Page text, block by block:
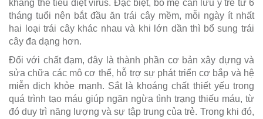
kháng thể tiêu diệt virus. Đặc biệt, bố mẹ cần lưu ý trẻ từ 6
tháng tuổi nên bắt đầu ăn trái cây mềm, mỗi ngày ít nhất
hai loại trái cây khác nhau và khi lớn dần thì bổ sung trái
cây đa dạng hơn.
Đối với chất đạm, đây là thành phần cơ bản xây dựng và
sửa chữa các mô cơ thể, hỗ trợ sự phát triển cơ bắp và hệ
miễn dịch khỏe mạnh. Sắt là khoáng chất thiết yếu trong
quá trình tạo máu giúp ngăn ngừa tình trạng thiếu máu, từ
đó duy trì năng lượng và sự tập trung của trẻ. Trong khi đó,